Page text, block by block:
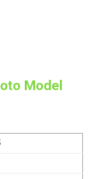
Model